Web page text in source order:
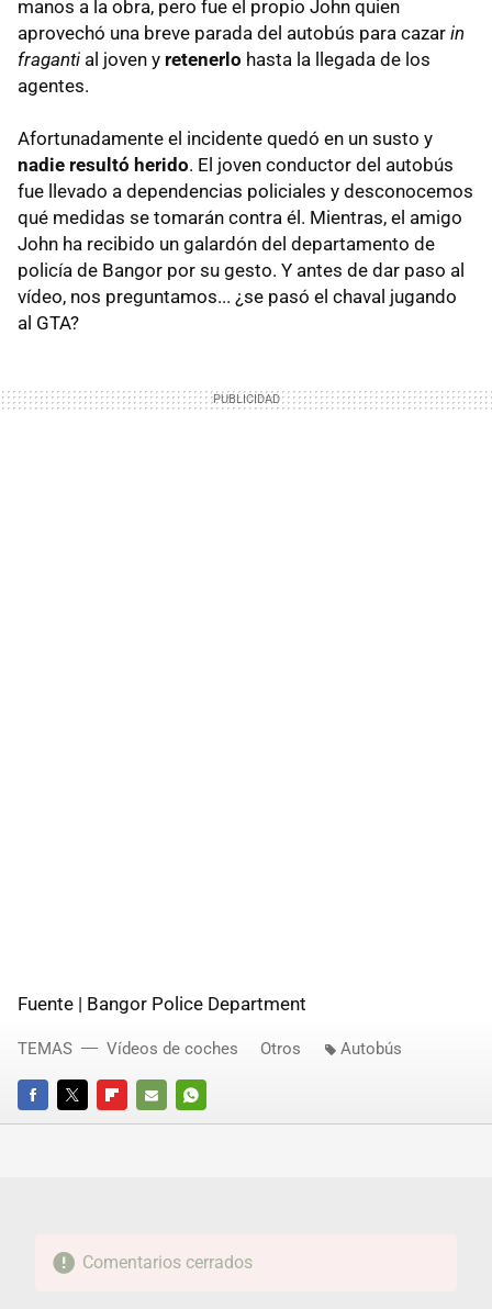
manos a la obra, pero fue el propio John quien
aprovechó una breve parada del autobús para cazar in
fraganti al joven y retenerlo hasta la llegada de los
agentes.
Afortunadamente el incidente quedó en un susto y
nadie resultó herido. El joven conductor del autobús
fue llevado a dependencias policiales y desconocemos
qué medidas se tomarán contra él. Mientras, el amigo
John ha recibido un galardón del departamento de
policía de Bangor por su gesto. Y antes de dar paso al
vídeo, nos preguntamos... ¿se pasó el chaval jugando
al GTA?
Fuente | Bangor Police Department
FACEBOOKTWITTERFLIPBOARD
E-
WHATSAPP
TEMAS Vídeos de coches Otros Autobús
Comentarios cerrados